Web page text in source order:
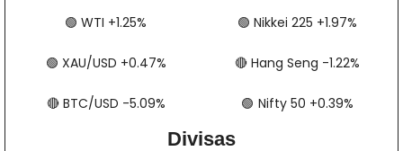
🟢 ​​​​ WTI +1.25%
🟢 ​​​​ XAU/USD +0.47%
🔴​​​​ BTC/USD -5.09%
🟢 ​​​​ Nikkei 225 +1.97%
🔴 ​​​​ Hang Seng -1.22%
🟢 ​​​  Nifty 50 +0.39%
Divisas